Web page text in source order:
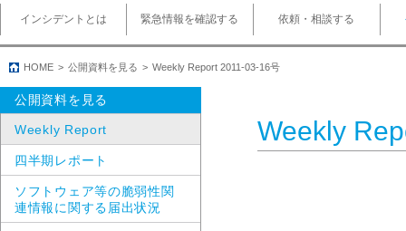
インシデントとは 緊急情報を確認する 依頼・相談する
HOME 公開資料を見る Weekly Report 2011-03-16号
Weekly
公開資料を見る
Weekly Report
四半期レポート
ソフトウェア等の脆弱性関
連情報に関する届出状況